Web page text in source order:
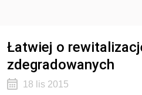
Łatwiej o
zdegradowanych
18 lis 2015